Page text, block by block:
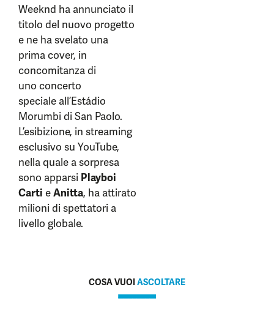
Weeknd ha annunciato il
titolo del nuovo progetto
e ne ha svelato una
prima cover, in
concomitanza di
uno concerto
speciale all’Estádio
Morumbi di San Paolo.
L’esibizione, in streaming
esclusivo su YouTube,
nella quale a sorpresa
sono apparsi Playboi
Carti eAnitta, ha attirato
milioni di spettatori a
livello globale.
COSA VUOIASCOLTARE